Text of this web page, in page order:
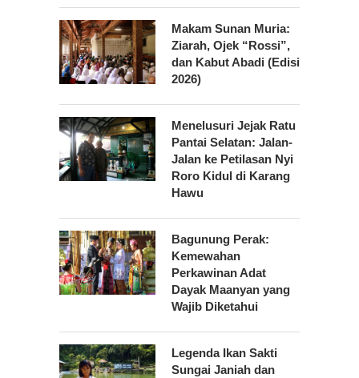
Makam Sunan Muria:
Ziarah, Ojek “Rossi”,
dan Kabut Abadi (Edisi
2026)
Menelusuri Jejak Ratu
Pantai Selatan: Jalan-
Jalan ke Petilasan Nyi
Roro Kidul di Karang
Hawu
Bagunung Perak:
Kemewahan
Perkawinan Adat
Dayak Maanyan yang
Wajib Diketahui
Legenda Ikan Sakti
Sungai Janiah dan